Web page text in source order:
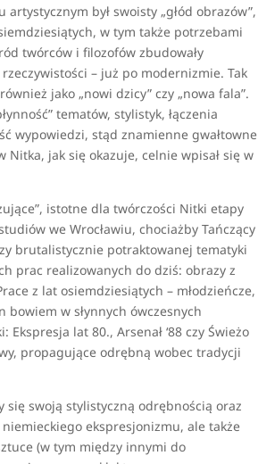
był swoisty „głód obrazów”,
w tym także potrzebami
twórców i filozofów zbudowały
– już po modernizmie. Tak
jako „nowi dzicy” czy „nowa fala”.
tematów, stylistyk, łączenia
wypowiedzi, stąd znamienne gwałtowne
jak się okazuje, celnie wpisał się w
istotne dla twórczości Nitki etapy
we Wrocławiu, chociażby Tańczący
brutalistycznie potraktowanej tematyki
prac realizowanych do dziś: obrazy z
z lat osiemdziesiątych – młodzieńcze,
bowiem w słynnych ówczesnych
lat 80., Arsenał ‘88 czy Świeżo
propagujące odrębną wobec tradycji
swoją stylistyczną odrębnością oraz
ekspresjonizmu, ale także
(w tym między innymi do